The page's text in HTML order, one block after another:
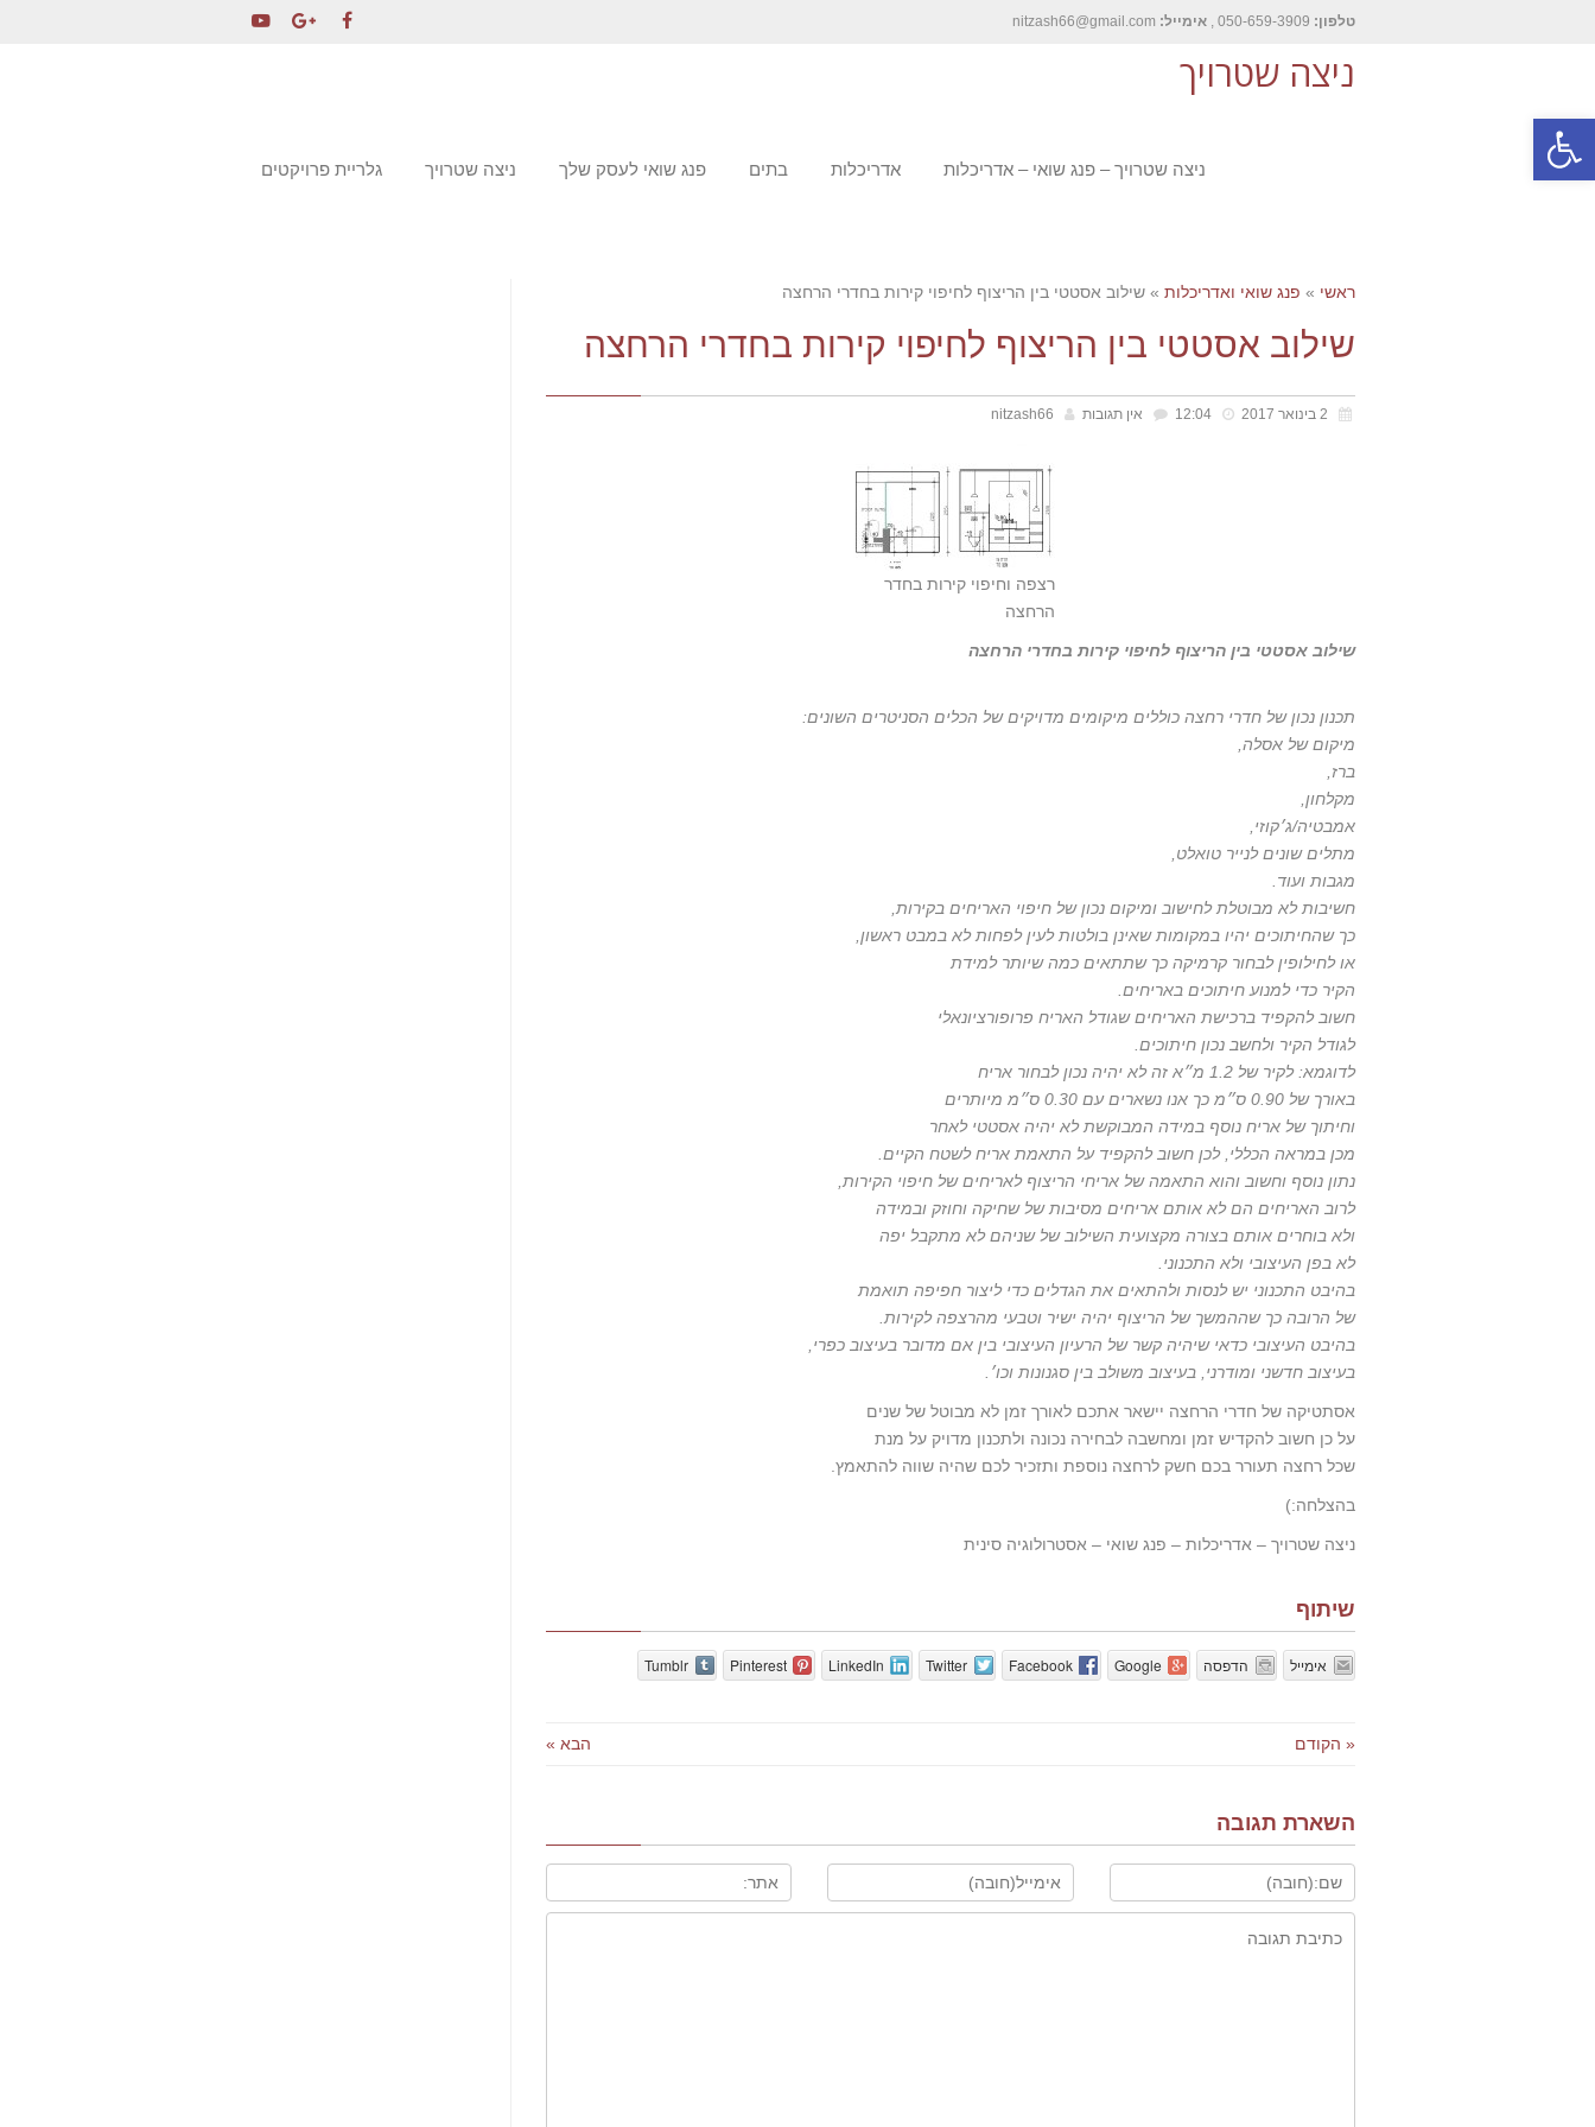
פתח סרגל נגישות
טלפון: אימייל:
ניצה שטרויך
ניצה שטרויך – פנג שואי – אדריכלות אדריכלות בתים פנג שואי לעסק שלך ניצה שטרויך גלריית פרויקטים
ראשי » פנג שואי ואדריכלות » שילוב אסטטי בין הריצוף לחיפוי קירות בחדרי הרחצה
שילוב אסטטי בין הריצוף לחיפוי קירות בחדרי הרחצה
אין תגובות nitzash66
רצפה וחיפוי קירות בחדר
הרחצה
שילוב אסטטי בין הריצוף לחיפוי קירות בחדרי הרחצה
תכנון נכון של חדרי רחצה כוללים מיקומים מדויקים של הכלים הסניטרים השונים:
מיקום של אסלה,
ברז,
מקלחון,
אמבטיה/ג׳קוזי,
מתלים שונים לנייר טואלט,
מגבות ועוד.
חשיבות לא מבוטלת לחישוב ומיקום נכון של חיפוי האריחים בקירות,
כך שהחיתוכים יהיו במקומות שאינן בולטות לעין לפחות לא במבט ראשון,
או לחילופין לבחור קרמיקה כך שתתאים כמה שיותר למידת
הקיר כדי למנוע חיתוכים באריחים.
חשוב להקפיד ברכישת האריחים שגודל האריח פרופורציונאלי
לגודל הקיר ולחשב נכון חיתוכים.
לדוגמא: לקיר של 1.2 מ״א זה לא יהיה נכון לבחור אריח
באורך של 0.90 ס״מ כך אנו נשארים עם 0.30 ס״מ מיותרים
וחיתוך של אריח נוסף במידה המבוקשת לא יהיה אסטטי לאחר
מכן במראה הכללי, לכן חשוב להקפיד על התאמת אריח לשטח הקיים.
נתון נוסף וחשוב והוא התאמה של אריחי הריצוף לאריחים של חיפוי הקירות,
לרוב האריחים הם לא אותם אריחים מסיבות של שחיקה וחוזק ובמידה
ולא בוחרים אותם בצורה מקצועית השילוב של שניהם לא מתקבל יפה
לא בפן העיצובי ולא התכנוני.
בהיבט התכנוני יש לנסות ולהתאים את הגדלים כדי ליצור חפיפה תואמת
של הרובה כך שההמשך של הריצוף יהיה ישיר וטבעי מהרצפה לקירות.
בהיבט העיצובי כדאי שיהיה קשר של הרעיון העיצובי בין אם מדובר בעיצוב כפרי,
בעיצוב חדשני ומודרני, בעיצוב משולב בין סגנונות וכו׳.
אסתטיקה של חדרי הרחצה יישאר אתכם לאורך זמן לא מבוטל של שנים
על כן חשוב להקדיש זמן ומחשבה לבחירה נכונה ולתכנון מדויק על מנת
שכל רחצה תעורר בכם חשק לרחצה נוספת ותזכיר לכם שהיה שווה להתאמץ.
בהצלחה:)
ניצה שטרויך – אדריכלות – פנג שואי – אסטרולוגיה סינית
שיתוף
אימייל הדפסה Google
Facebook
Twitter
LinkedIn
Pinterest
Tumblr
« הקודם הבא »
השארת תגובה